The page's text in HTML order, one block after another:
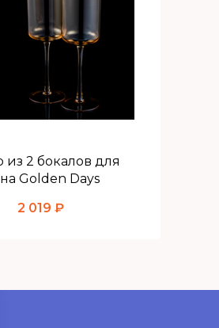
из 2 бокалов для
Golden Days
2 019 ₽